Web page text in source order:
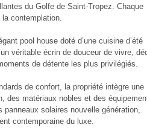
du Golfe de Saint-Tropez. Chaque
contemplation.
pool house doté d’une cuisine d’été
véritable écrin de douceur de vivre,
de détente les plus privilégiés.
de confort, la propriété intègre une
des matériaux nobles et des
solaires nouvelle génération,
contemporaine du luxe.